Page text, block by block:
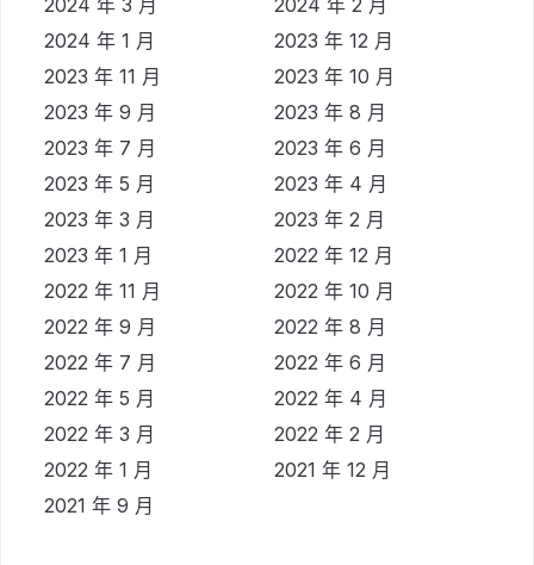
2024 年 1 月
2023 年 12 月
2023 年 11 月
2023 年 10 月
2023 年 9 月
2023 年 8 月
2023 年 7 月
2023 年 6 月
2023 年 5 月
2023 年 4 月
2023 年 3 月
2023 年 2 月
2023 年 1 月
2022 年 12 月
2022 年 11 月
2022 年 10 月
2022 年 9 月
2022 年 8 月
2022 年 7 月
2022 年 6 月
2022 年 5 月
2022 年 4 月
2022 年 3 月
2022 年 2 月
2022 年 1 月
2021 年 12 月
2021 年 9 月